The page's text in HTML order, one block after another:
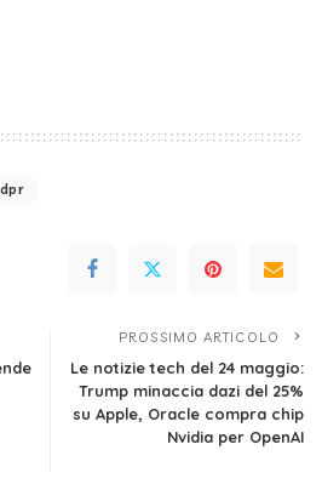
PROSSIMO ARTICOLO
Le notizie tech del 24 maggio:
Trump minaccia dazi del 25%
su Apple, Oracle compra chip
Nvidia per OpenAI